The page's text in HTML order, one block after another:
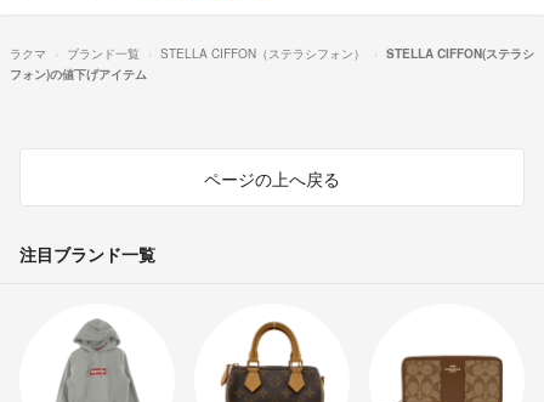
ラクマ ブランド一覧 STELLA CIFFON（ステラシフォン）
STELLA CIFFON(ステラシ
フォン)の値下げアイテム
ページの上へ戻る
注目ブランド一覧